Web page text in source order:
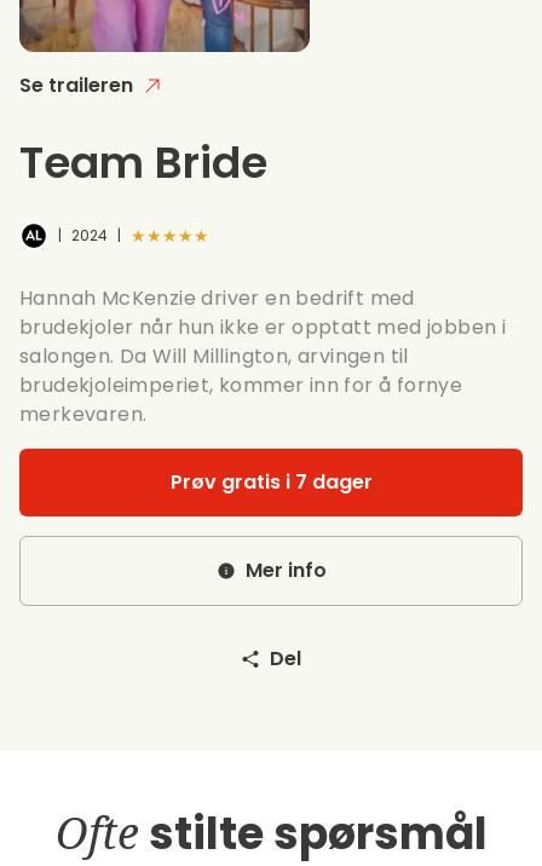
Se traileren
Team Bride
| 2024 | ★★★★★
Hannah McKenzie driver en bedrift med
brudekjoler når hun ikke er opptatt med jobben i
salongen. Da Will Millington, arvingen til
brudekjoleimperiet, kommer inn for å fornye
merkevaren.
Prøv gratis i 7 dager
Mer info
Del
Ofte stilte spørsmål